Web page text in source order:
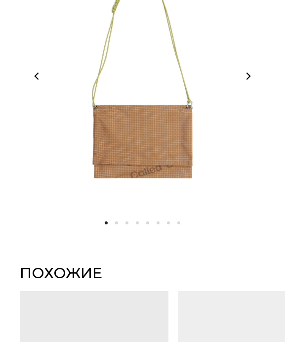
ПОХОЖИЕ